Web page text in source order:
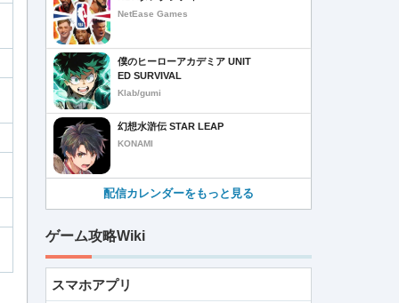
NetEase Games
僕のヒーローアカデミア UNIT
ED SURVIVAL
Klab/gumi
幻想水滸伝 STAR LEAP
KONAMI
配信カレンダーをもっと見る
ゲーム攻略Wiki
スマホアプリ